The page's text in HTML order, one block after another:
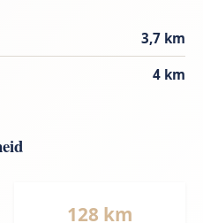
3,7 km
4 km
128 km